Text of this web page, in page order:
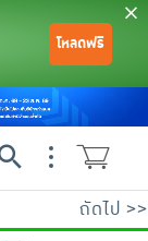
โหลดฟรี
ถัดไป >>